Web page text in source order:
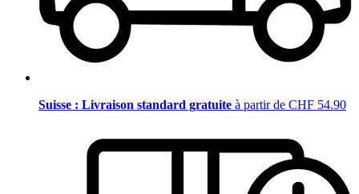
Suisse : Livraison standard gratuite à partir de CHF 54.90